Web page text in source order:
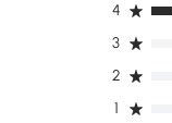
1
2
3
4